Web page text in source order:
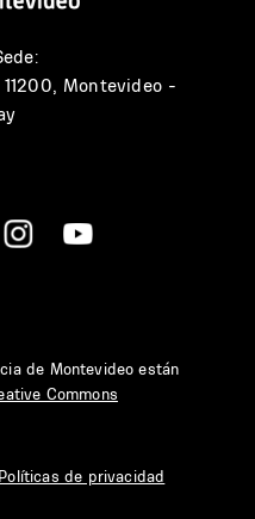
11200, Montevideo -
de Montevideo están
Commons
de privacidad